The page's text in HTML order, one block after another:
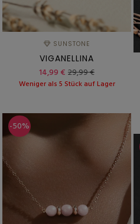
SUNSTONE
VIGANELLINA
14,99 € 29,99 €
Weniger als 5 Stück auf Lager
-50%